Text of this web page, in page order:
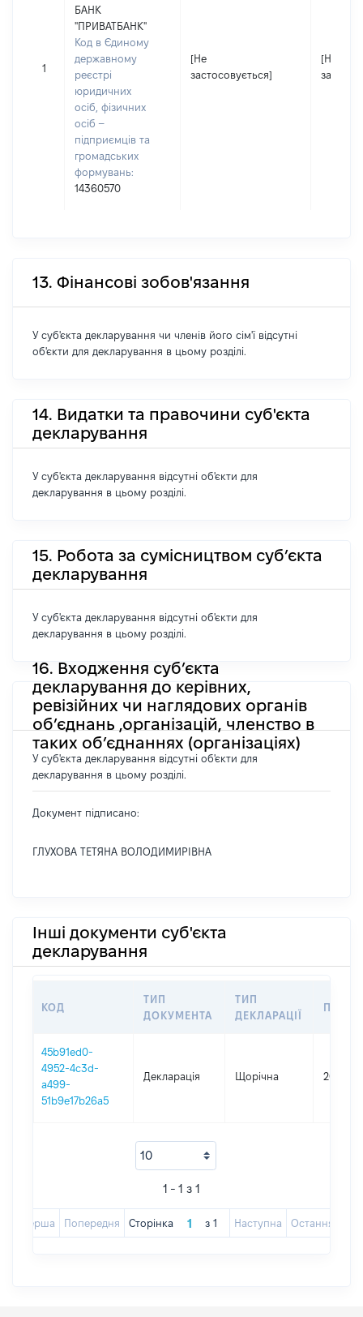
1
БАНК
"ПРИВАТБАНК"
Код в Єдиному
державному
реєстрі
юридичних
осіб, фізичних
осіб –
підприємців та
громадських
формувань:
14360570
[Не
застосовується]
[Не
13. Фінансові зобов'язання
У суб'єкта декларування чи членів його сім'ї відсутні
об'єкти для декларування в цьому розділі.
14. Видатки та правочини суб'єкта
декларування
У суб'єкта декларування відсутні об'єкти для
декларування в цьому розділі.
15. Робота за сумісництвом суб’єкта
декларування
У суб'єкта декларування відсутні об'єкти для
декларування в цьому розділі.
16. Входження суб’єкта
декларування до керівних,
ревізійних чи наглядових органів
об’єднань ,організацій, членство в
таких об’єднаннях (організаціях)
У суб'єкта декларування відсутні об'єкти для
декларування в цьому розділі.
Документ підписано:
ГЛУХОВА ТЕТЯНА ВОЛОДИМИРІВНА
Інші документи суб'єкта
декларування
КОД
ТИП
ДОКУМЕНТА
ТИП
ДЕКЛАРАЦІЇ
45b91ed0-
4952-4c3d-
a499-
51b9e17b26a5
Декларація Щорічна 2025
1 - 1 з 1
Перша Попередня Сторінка з 1 Наступна Остання